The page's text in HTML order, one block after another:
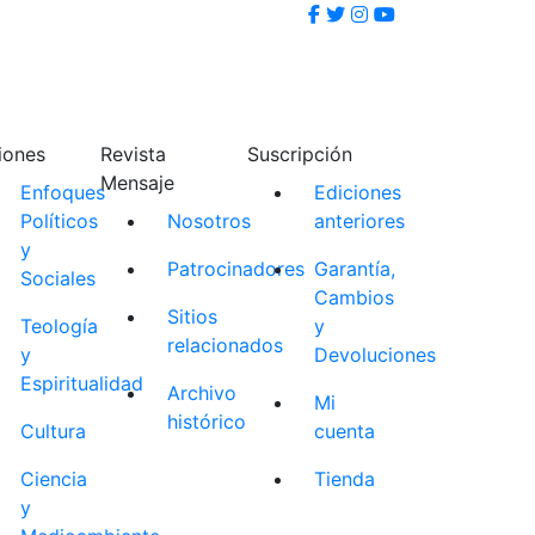
Enfoques
Políticos
y
Sociales
Teología
y
Espiritualidad
Cultura
Ciencia
y
Revista
Mensaje
Nosotros
Patrocinadores
Sitios
relacionados
Archivo
histórico
Suscripción
Ediciones
anteriores
Garantía,
Cambios
y
Devoluciones
Mi
cuenta
Tienda